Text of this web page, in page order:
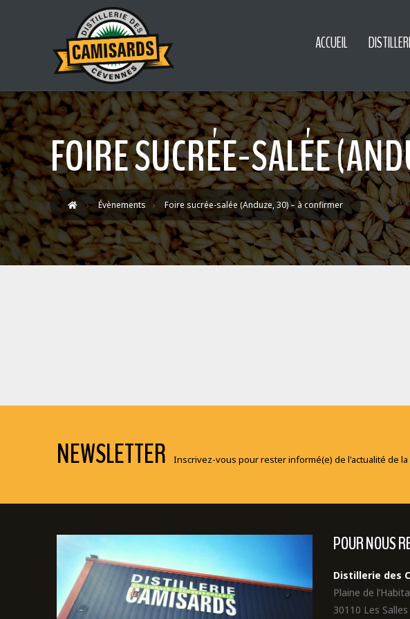
ACCUEIL
FOIRE SUCRÉE-SALÉE
Évènements Foire sucrée-salée (Anduze, 30) – à confirmer
NEWSLETTER Inscrivez-vous pour rester informé(e) de l'actualité de la
POUR NOUS
Distillerie des
Plaine de
30110 Les